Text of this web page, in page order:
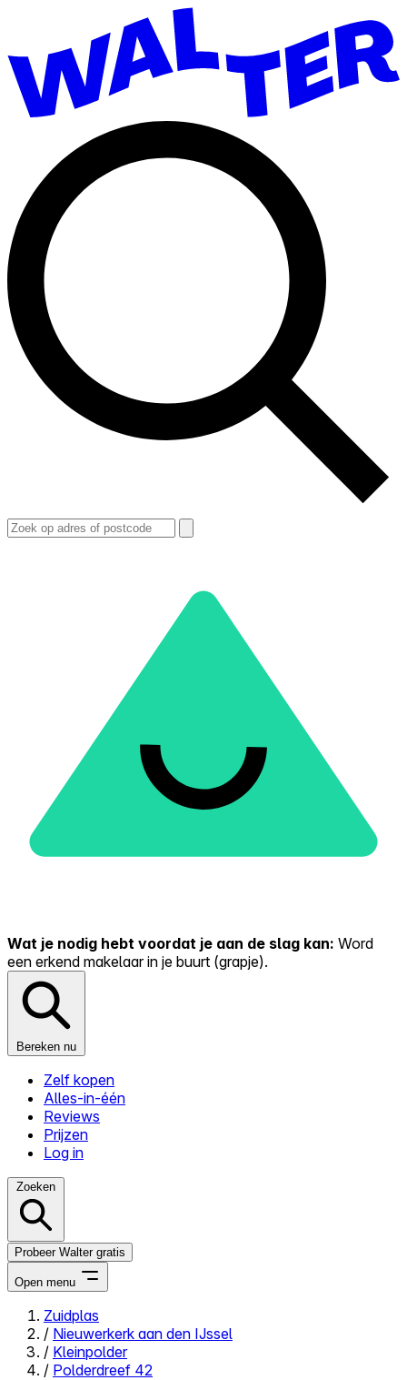
Wat je nodig hebt voordat je aan de slag kan: Word
een erkend makelaar in je buurt (grapje).
Bereken nu
Zelf kopen
Alles-in-één
Reviews
Prijzen
Log in
Zoeken
Probeer Walter gratis
Open menu
Close menu
Zuidplas
/ Nieuwerkerk aan den IJssel
/ Kleinpolder
/ Polderdreef 42